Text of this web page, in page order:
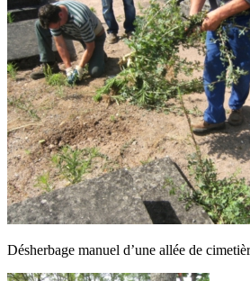
Désherbage manuel d’une allée de